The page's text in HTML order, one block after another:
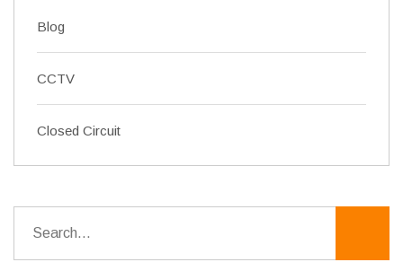
Blog
CCTV
Closed Circuit